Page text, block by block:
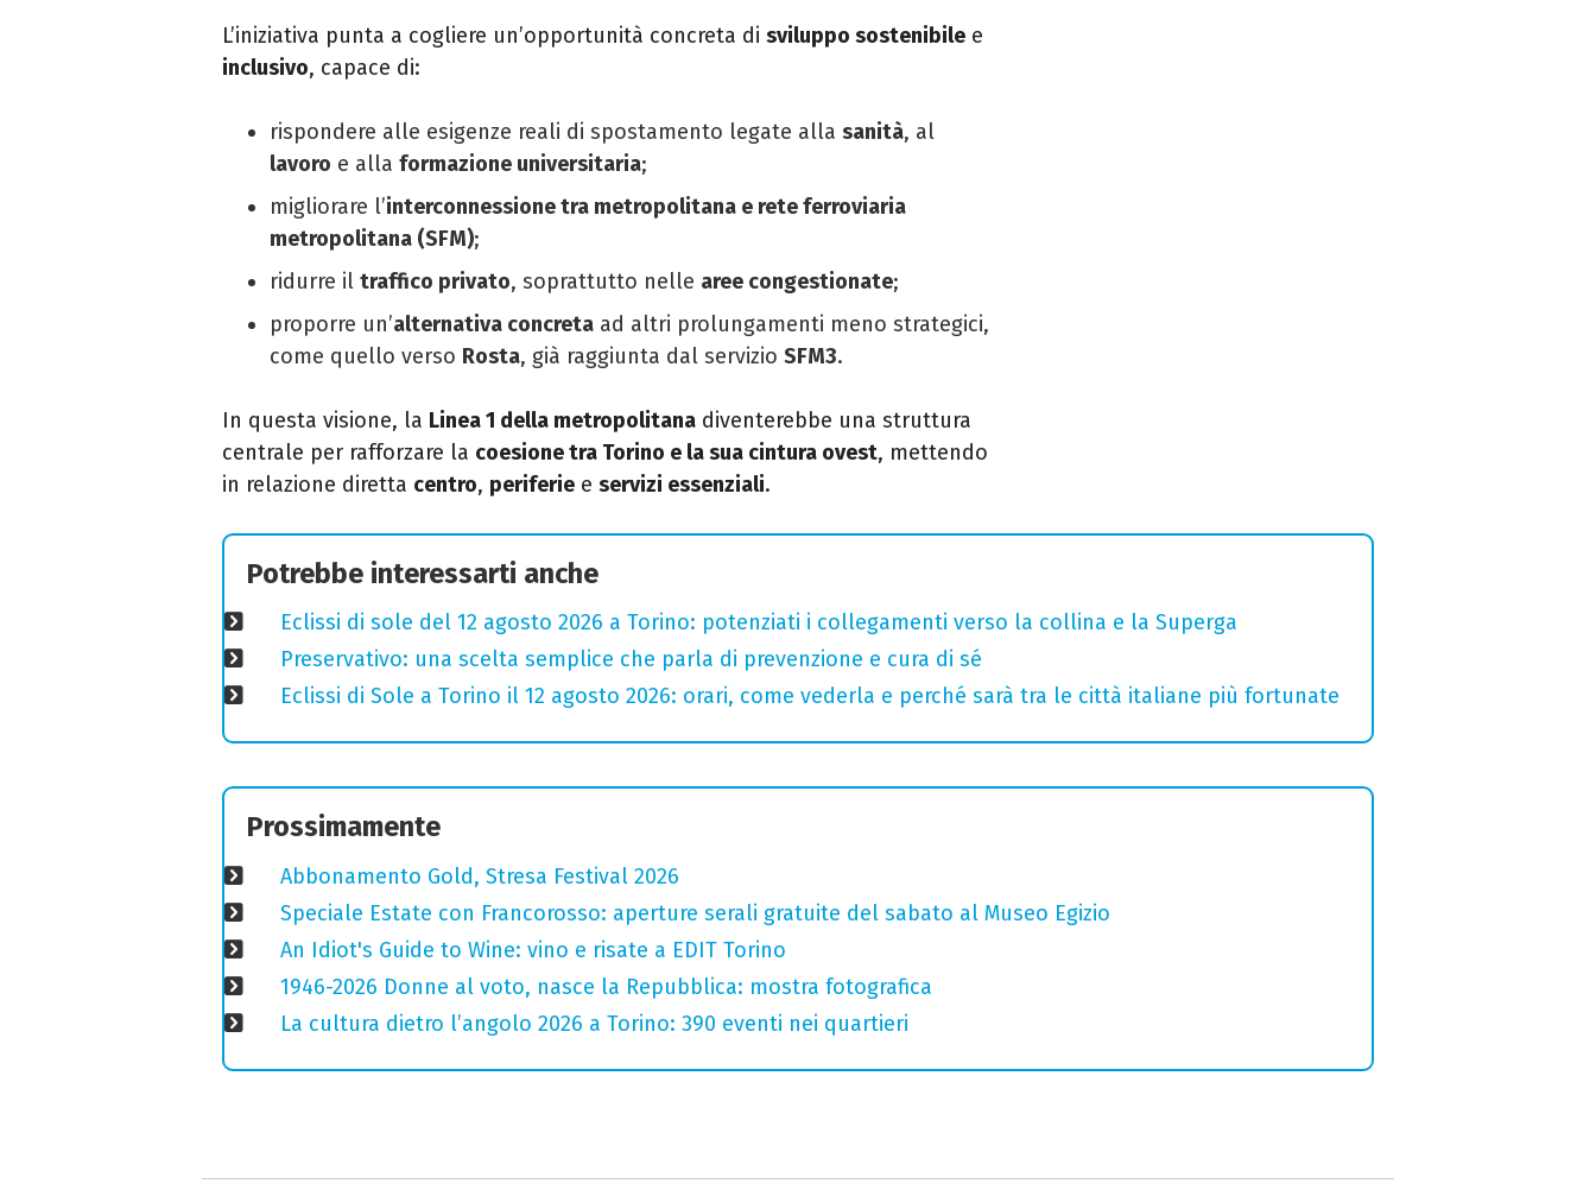
L’iniziativa punta a cogliere un’opportunità concreta di sviluppo sostenibile e
inclusivo, capace di:
rispondere alle esigenze reali di spostamento legate alla sanità, al
lavoro e alla formazione universitaria;
migliorare l’interconnessione tra metropolitana e rete ferroviaria
metropolitana (SFM);
ridurre il traffico privato, soprattutto nelle aree congestionate;
proporre un’alternativa concreta ad altri prolungamenti meno strategici,
come quello verso Rosta, già raggiunta dal servizio SFM3.
In questa visione, la Linea 1 della metropolitana diventerebbe una struttura
centrale per rafforzare la coesione tra Torino e la sua cintura ovest, mettendo
in relazione diretta centro, periferie e servizi essenziali.
Potrebbe interessarti anche
Eclissi di sole del 12 agosto 2026 a Torino: potenziati i collegamenti verso la collina e la Superga
Preservativo: una scelta semplice che parla di prevenzione e cura di sé
Eclissi di Sole a Torino il 12 agosto 2026: orari, come vederla e perché sarà tra le città italiane più fortunate
Prossimamente
Abbonamento Gold, Stresa Festival 2026
Speciale Estate con Francorosso: aperture serali gratuite del sabato al Museo Egizio
An Idiot's Guide to Wine: vino e risate a EDIT Torino
1946-2026 Donne al voto, nasce la Repubblica: mostra fotografica
La cultura dietro l’angolo 2026 a Torino: 390 eventi nei quartieri